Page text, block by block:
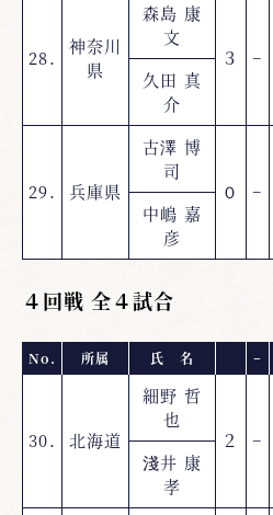
28.
神奈川
県
森島 康
文
３
−
久田 真
介
29. 兵庫県
古澤 博
司
０
−
中嶋 嘉
彦
４回戦 全４試合
No. 所属 氏 名 −
30. 北海道
細野 哲
也
２
−
淺井 康
孝